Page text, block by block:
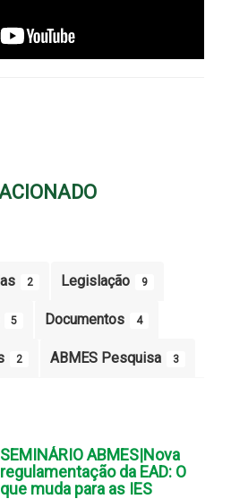
2 Legislação 9
5 Documentos 4
2 ABMES Pesquisa 3
SEMINÁRIO ABMES|Nova
regulamentação da EAD: O
que muda para as IES